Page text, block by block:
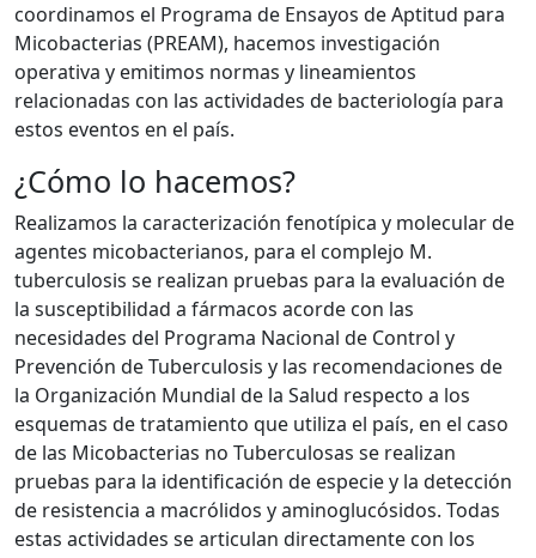
coordinamos el Programa de Ensayos de Aptitud para
Micobacterias (PREAM), hacemos investigación
operativa y emitimos normas y lineamientos
relacionadas con las actividades de bacteriología para
estos eventos en el país.
¿Cómo lo hacemos?
Realizamos la caracterización fenotípica y molecular de
agentes micobacterianos, para el complejo M.
tuberculosis se realizan pruebas para la evaluación de
la susceptibilidad a fármacos acorde con las
necesidades del Programa Nacional de Control y
Prevención de Tuberculosis y las recomendaciones de
la Organización Mundial de la Salud respecto a los
esquemas de tratamiento que utiliza el país, en el caso
de las Micobacterias no Tuberculosas se realizan
pruebas para la identificación de especie y la detección
de resistencia a macrólidos y aminoglucósidos. Todas
estas actividades se articulan directamente con los